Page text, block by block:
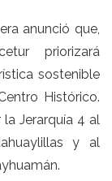
anunció que,
priorizará
sostenible
Histórico.
Jerarquía 4 al
y al